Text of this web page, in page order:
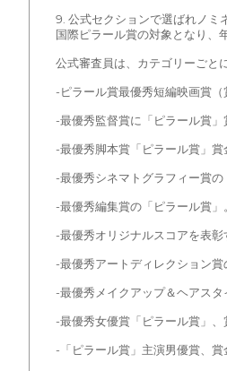
9. 公式セクションで選ばれノミ
国際ピラール賞の対象となり、
公式審査員は、カテゴリーごと
-ピラール賞最優秀短編映画賞（
-最優秀監督賞に「ピラール賞」
-最優秀脚本賞「ピラール賞」賞
-最優秀シネマトグラフィー賞の
-最優秀編集賞の「ピラール賞」
-最優秀オリジナルスコアを表
-最優秀アートディレクション
-最優秀メイクアップ＆ヘアス
-最優秀女優賞「ピラール賞」、
-「ピラール賞」主演男優賞、賞